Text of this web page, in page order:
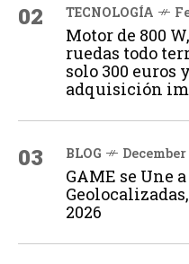
02 TECNOLOGÍA
Motor de 800
ruedas todo
solo 300 euros
adquisición
03 BLOG
GAME se Une
2026